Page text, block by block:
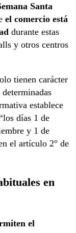
Santa
el comercio está
durante estas
y otros centros
tienen carácter
establece
días 1 de
y 1 de
el artículo 2° de
en
el